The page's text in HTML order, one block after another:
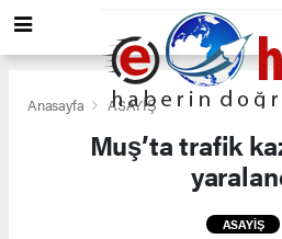
Anasayfa ASAYİŞ
Muş’ta trafik
ASAYİŞ